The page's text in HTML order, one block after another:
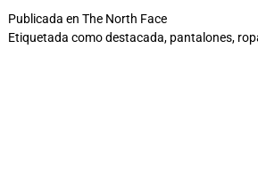
Publicada en The North Face
Etiquetada comodestacada, pantalones,